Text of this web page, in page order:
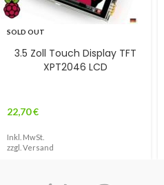
SOLD OUT
3.5 Zoll Touch Display TFT
XPT2046 LCD
22,70€
Inkl. MwSt.
zzgl. Versand